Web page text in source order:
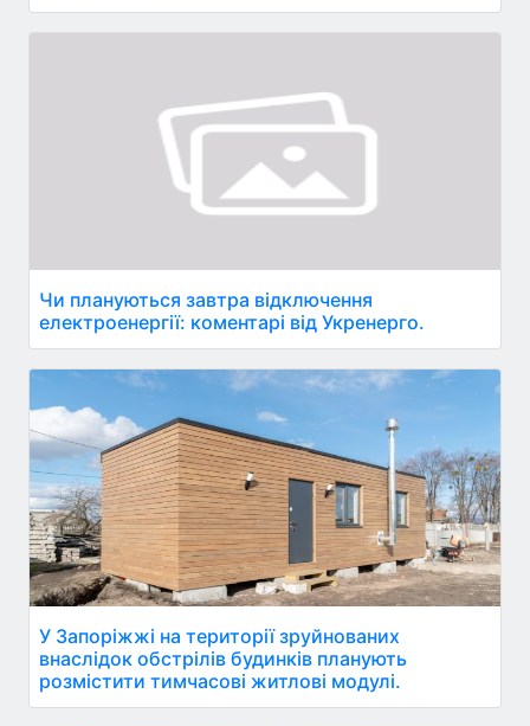
Чи плануються завтра відключення
електроенергії: коментарі від Укренерго.
У Запоріжжі на території зруйнованих
внаслідок обстрілів будинків планують
розмістити тимчасові житлові модулі.